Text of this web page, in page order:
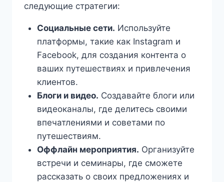
следующие стратегии:
Социальные сети. Используйте
платформы, такие как Instagram и
Facebook, для создания контента о
ваших путешествиях и привлечения
клиентов.
Блоги и видео. Создавайте блоги или
видеоканалы, где делитесь своими
впечатлениями и советами по
путешествиям.
Оффлайн мероприятия. Организуйте
встречи и семинары, где сможете
рассказать о своих предложениях и